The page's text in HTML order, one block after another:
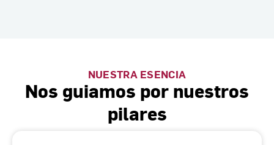
NUESTRA ESENCIA
Nos guiamos por nuestros
pilares